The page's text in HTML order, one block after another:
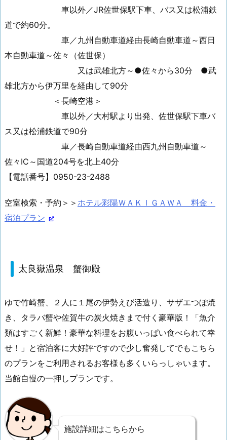
車以外／JR佐世保駅下車、バス又は松浦鉄
道で約60分。
車／九州自動車道経由長崎自動車道～西日
本自動車道～佐々（佐世保）
又は武雄北方～●佐々から30分 ●武
雄北方から伊万里を経由して90分
＜長崎空港＞
車以外／大村駅より出発、佐世保駅下車バ
ス又は松浦鉄道で90分
車／長崎自動車道経由西九州自動車道～
佐々IC～国道204号を北上40分
【電話番号】0950-23-2488
空室検索・予約＞＞ ホテル彩陽ＷＡＫＩＧＡＷＡ 料金・
宿泊プラン
太良嶽温泉 蟹御殿
ゆで竹崎蟹、２人に１尾の伊勢えび活造り、サザエつぼ焼
き、タラバ蟹や佐賀牛の炭火焼きまで付く豪華版！「魚介
類はすごく新鮮！豪華な料理をお腹いっぱい食べられて幸
せ！」と宿泊客に大好評ですので少し奮発してでもこちら
のプランをご利用されるお客様も多くいらっしゃいます。
当館自慢の一押しプランです。
施設詳細はこちらから